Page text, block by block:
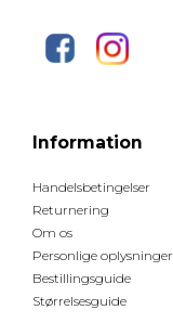
Information
Handelsbetingelser
Returnering
Om os
Personlige oplysninger
Bestillingsguide
Størrelsesguide